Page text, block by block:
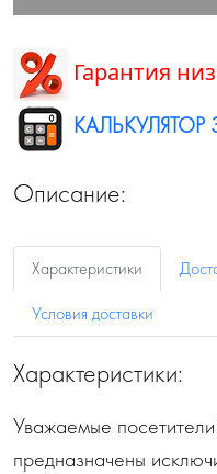
Гарантия
Описание:
Характеристики
Условия доставки
Характеристики:
Уважаемые
предназначены